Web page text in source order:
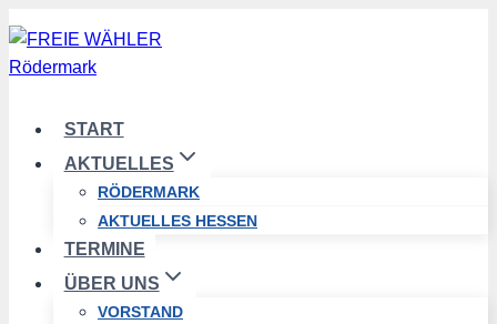
Zum
Inhalt
springen
START
AKTUELLES
RÖDERMARK
AKTUELLES HESSEN
TERMINE
ÜBER UNS
VORSTAND